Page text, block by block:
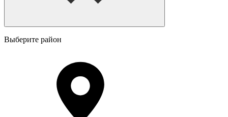
Выберите район